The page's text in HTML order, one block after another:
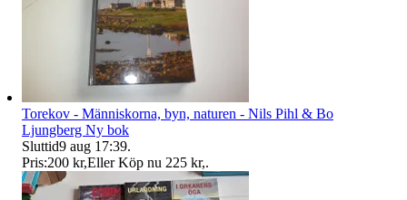
Torekov - Människorna, byn, naturen - Nils Pihl & Bo
Ljungberg Ny bok
Sluttid9 aug 17:39.
Pris:200 kr,Eller Köp nu 225 kr,.